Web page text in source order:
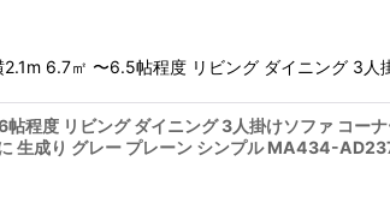
6.7㎡ 〜6.5帖程度 リビング ダイニング 3
程度 リビング ダイニング 3人掛けソファ コ
に 生成り グレー プレーン シンプル MA434-